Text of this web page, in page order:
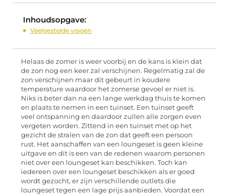
Inhoudsopgave:
Veelgestelde vragen
Helaas de zomer is weer voorbij en de kans is klein dat
de zon nog een keer zal verschijnen. Regelmatig zal de
zon verschijnen maar dit gebeurt in koudere
temperature waardoor het zomerse gevoel er niet is.
Niks is beter dan na een lange werkdag thuis te komen
en plaats te nemen in een tuinset. Een tuinset geeft
veel ontspanning en daardoor zullen alle zorgen even
vergeten worden. Zittend in een tuinset met op het
gezicht de stralen van de zon dat geeft een persoon
rust. Het aanschaffen van een loungeset is geen kleine
uitgave en dit is een van de redenen waarom personen
niet over een loungeset kan beschikken. Toch kan
iedereen over een loungeset beschikken als er goed
wordt gezocht, er zijn verschillende outlets die
loungeset tegen een lage prijs aanbieden. Voordat een